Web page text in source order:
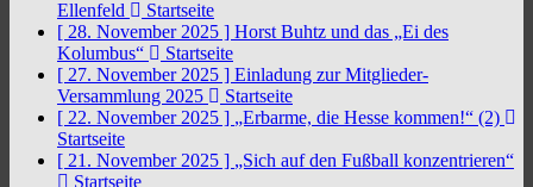
Ellenfeld
Startseite
[ 28. November 2025 ] Horst Buhtz und das „Ei des
Kolumbus“
Startseite
[ 27. November 2025 ] Einladung zur Mitglieder-
Versammlung 2025
Startseite
[ 22. November 2025 ] „Erbarme, die Hesse kommen!“ (2)
Startseite
[ 21. November 2025 ] „Sich auf den Fußball konzentrieren“
Startseite